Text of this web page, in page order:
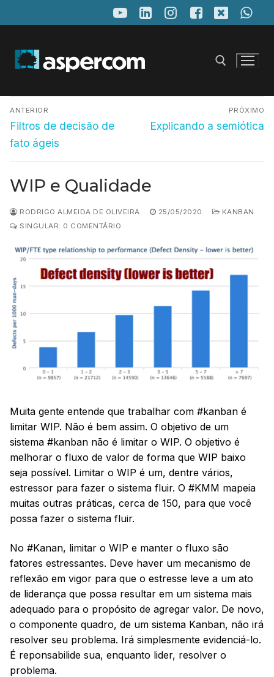
para
conteúdo
Pesquisar por:
Navegação
de
Post
ANTERIOR
Post
anterior:
Filtros de decisão de
fato ágeis
PRÓXIMO
Próximo
Explicando a semiótica
WIP e Qualidade
RODRIGO ALMEIDA DE OLIVEIRA 25/05/2020
KANBAN
SINGULAR: 0 COMENTÁRIO
Muita gente entende que trabalhar com #kanban é
limitar WIP. Não é bem assim. O objetivo de um
sistema #kanban não é limitar o WIP. O objetivo é
melhorar o fluxo de valor de forma que WIP baixo
seja possível. Limitar o WIP é um, dentre vários,
estressor para fazer o sistema fluir. O #KMM mapeia
muitas outras práticas, cerca de 150, para que você
possa fazer o sistema fluir.
No #Kanan, limitar o WIP e manter o fluxo são
fatores estressantes. Deve haver um mecanismo de
reflexão em vigor para que o estresse leve a um ato
de liderança que possa resultar em um sistema mais
adequado para o propósito de agregar valor. De novo,
o componente quadro, de um sistema Kanban, não irá
resolver seu problema. Irá simplesmente evidenciá-lo.
É reponsabilide sua, enquanto lider, resolver o
problema.